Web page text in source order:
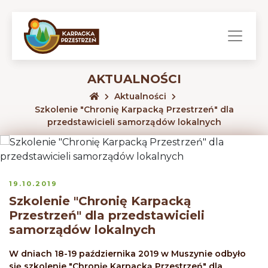
AKTUALNOŚCI
Aktualności
Szkolenie "Chronię Karpacką Przestrzeń" dla
przedstawicieli samorządów lokalnych
19.10.2019
Szkolenie "Chronię Karpacką
Przestrzeń" dla przedstawicieli
samorządów lokalnych
W dniach 18-19 października 2019 w Muszynie odbyło